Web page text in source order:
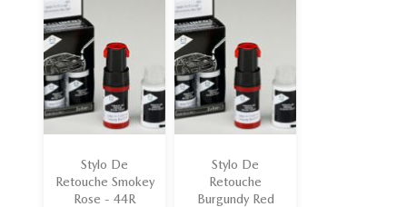
Stylo De
Retouche Smokey
Rose - 44R
Stylo De
Retouche
Burgundy Red